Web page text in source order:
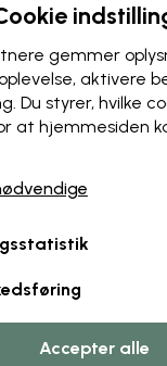
gemmer
aktivere
Du styrer, hvilke
at hjemmesiden
Accepter alle